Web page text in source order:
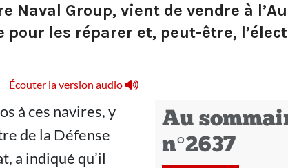
Group, vient de vendre à
les réparer et, peut-être,
Écouter la version audio
à ces navires, y
de la Défense
a indiqué qu’il
Au
n°2637